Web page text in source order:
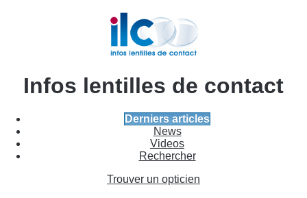
Infos lentilles de contact
Derniers articles
News
Videos
Rechercher
Trouver un opticien